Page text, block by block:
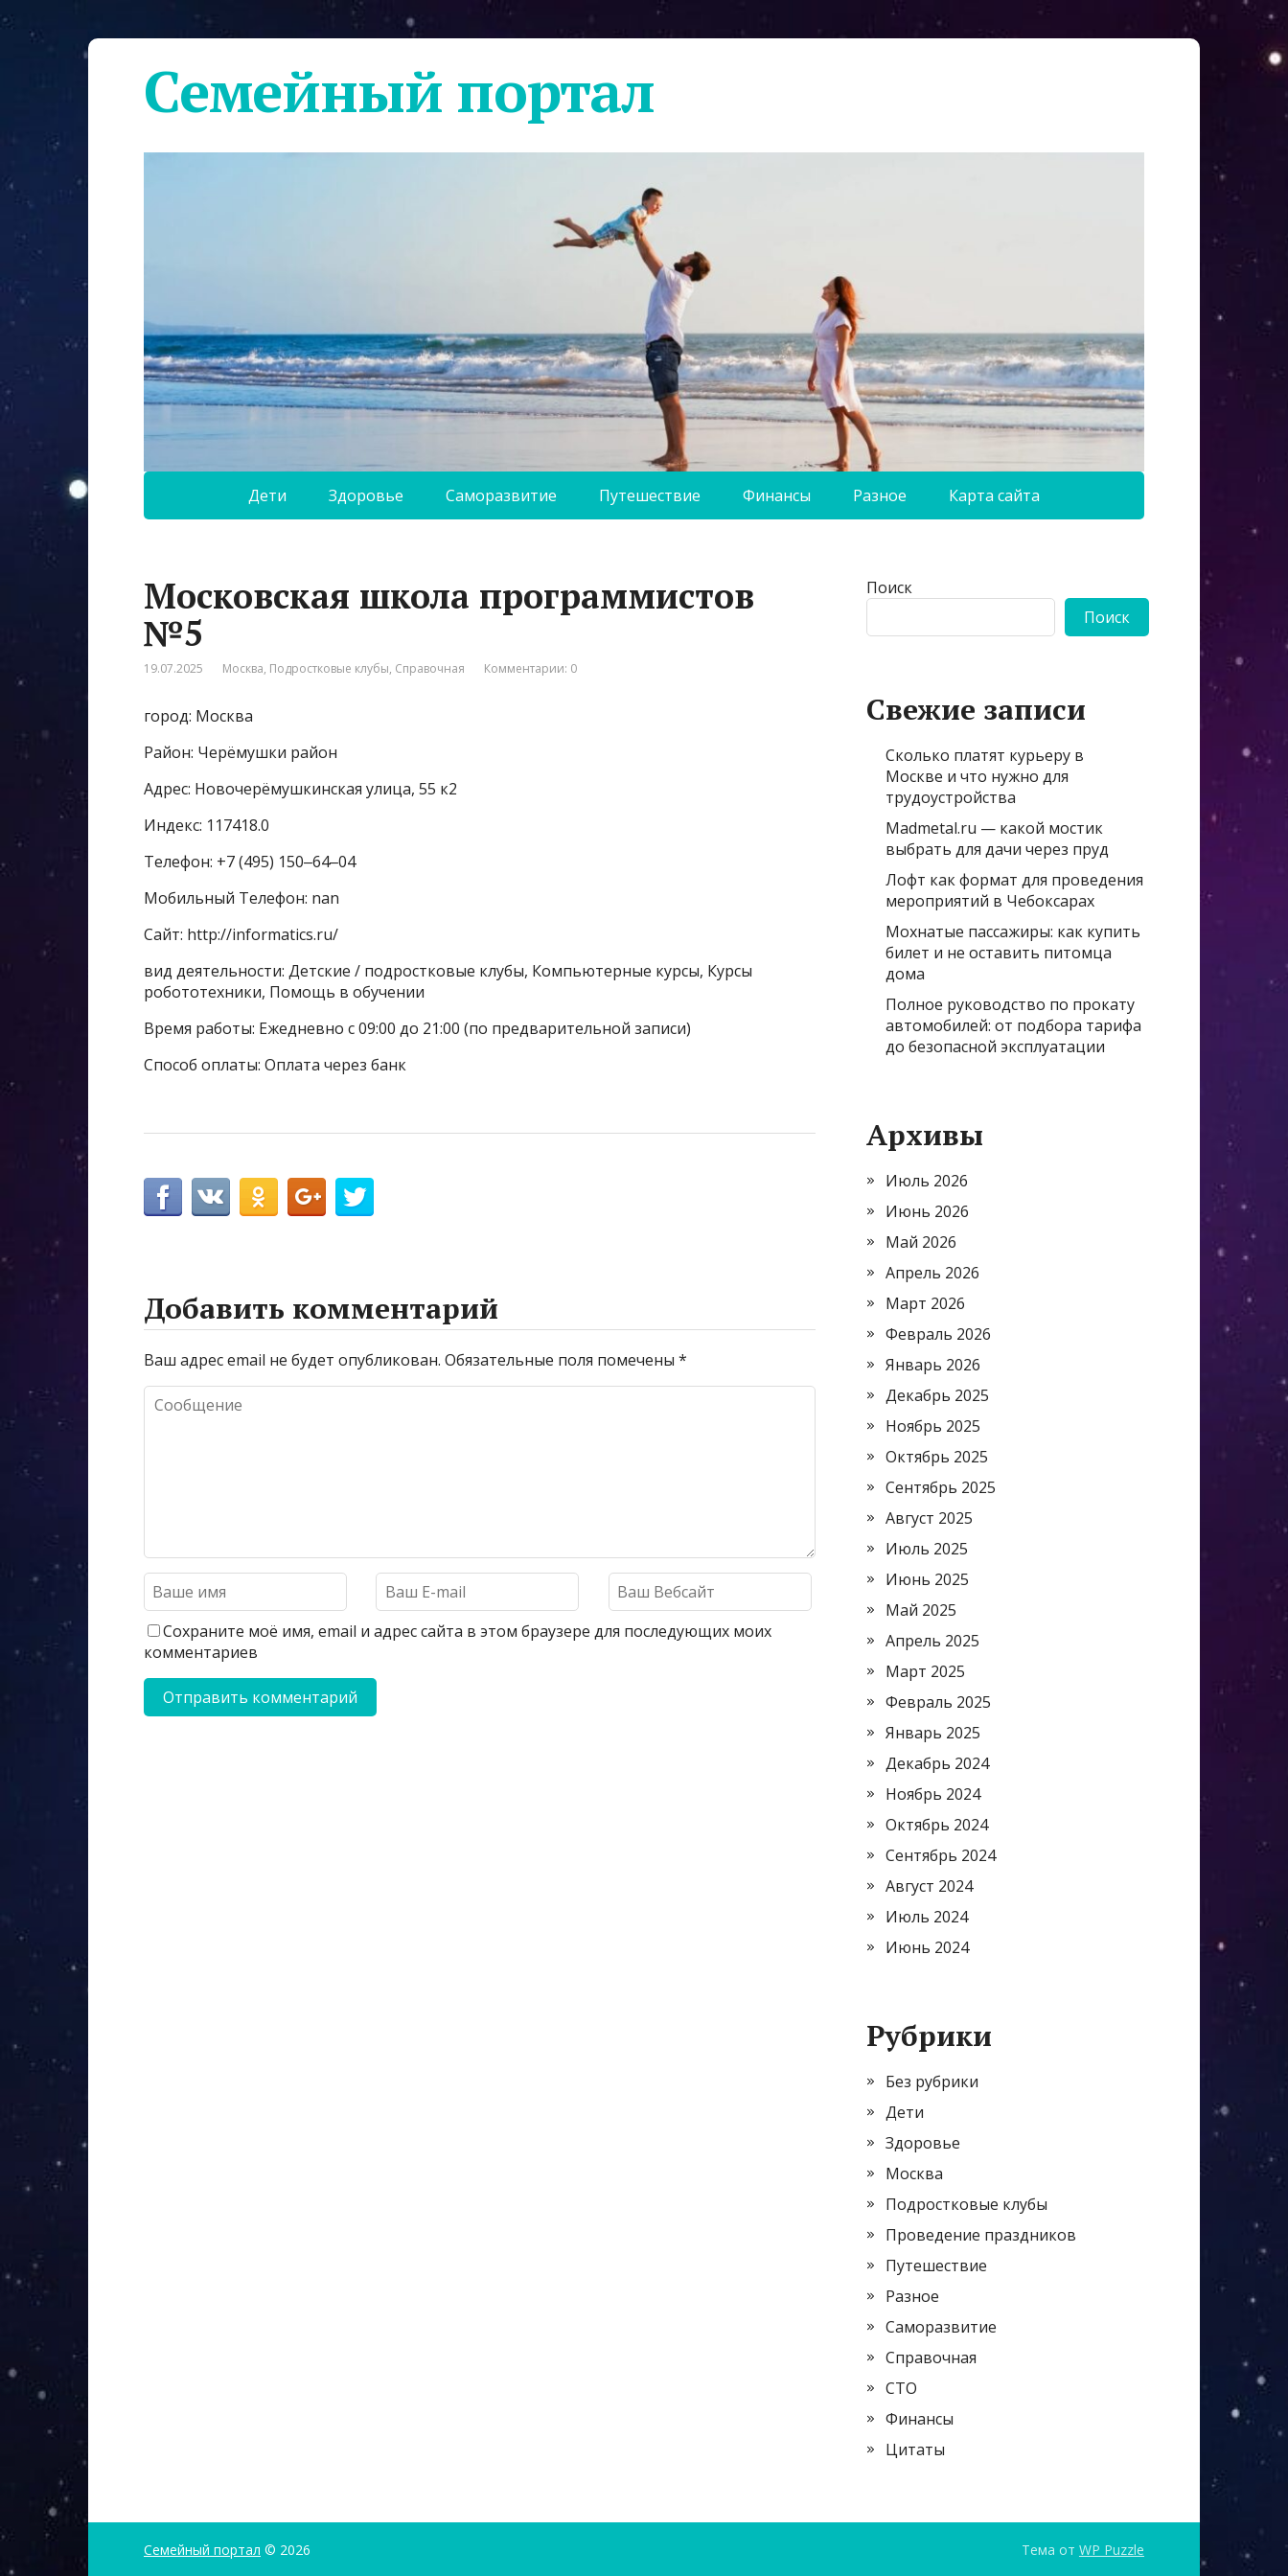
Семейный портал
Дети Здоровье Саморазвитие Путешествие Финансы Разное Карта сайта
Московская школа программистов
№5
19.07.2025 Москва, Подростковые клубы, Справочная Комментарии: 0
город: Москва
Район: Черёмушки район
Адрес: Новочерёмушкинская улица, 55 к2
Индекс: 117418.0
Телефон: +7 (495) 150‒64‒04
Мобильный Телефон: nan
Сайт: http://informatics.ru/
вид деятельности: Детские / подростковые клубы, Компьютерные курсы, Курсы
робототехники, Помощь в обучении
Время работы: Ежедневно с 09:00 до 21:00 (по предварительной записи)
Способ оплаты: Оплата через банк
Добавить комментарий
Ваш адрес email не будет опубликован. Обязательные поля помечены *
Сохраните моё имя, email и адрес сайта в этом браузере для последующих моих
комментариев
Поиск
Поиск
Свежие записи
Сколько платят курьеру в
Москве и что нужно для
трудоустройства
Madmetal.ru — какой мостик
выбрать для дачи через пруд
Лофт как формат для проведения
мероприятий в Чебоксарах
Мохнатые пассажиры: как купить
билет и не оставить питомца
дома
Полное руководство по прокату
автомобилей: от подбора тарифа
до безопасной эксплуатации
Архивы
Июль 2026
Июнь 2026
Май 2026
Апрель 2026
Март 2026
Февраль 2026
Январь 2026
Декабрь 2025
Ноябрь 2025
Октябрь 2025
Сентябрь 2025
Август 2025
Июль 2025
Июнь 2025
Май 2025
Апрель 2025
Март 2025
Февраль 2025
Январь 2025
Декабрь 2024
Ноябрь 2024
Октябрь 2024
Сентябрь 2024
Август 2024
Июль 2024
Июнь 2024
Рубрики
Без рубрики
Дети
Здоровье
Москва
Подростковые клубы
Проведение праздников
Путешествие
Разное
Саморазвитие
Справочная
СТО
Финансы
Цитаты
Семейный портал © 2026 Тема от WP Puzzle